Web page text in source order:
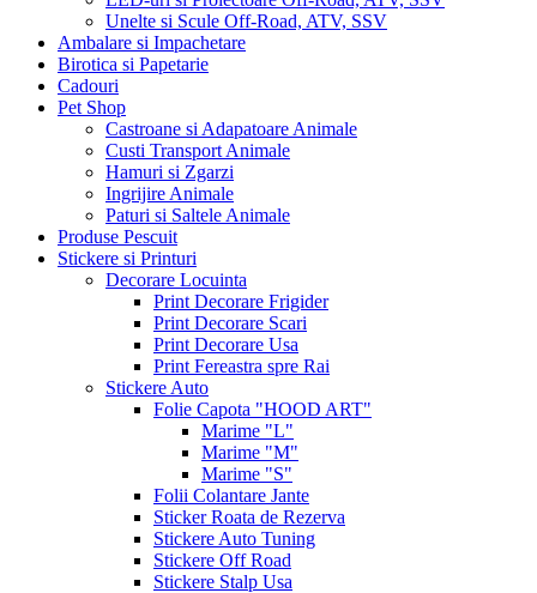
Unelte si Scule Off-Road, ATV, SSV
Ambalare si Impachetare
Birotica si Papetarie
Cadouri
Pet Shop
Castroane si Adapatoare Animale
Custi Transport Animale
Hamuri si Zgarzi
Ingrijire Animale
Paturi si Saltele Animale
Produse Pescuit
Stickere si Printuri
Decorare Locuinta
Print Decorare Frigider
Print Decorare Scari
Print Decorare Usa
Print Fereastra spre Rai
Stickere Auto
Folie Capota "HOOD ART"
Marime "L"
Marime "M"
Marime "S"
Folii Colantare Jante
Sticker Roata de Rezerva
Stickere Auto Tuning
Stickere Off Road
Stickere Stalp Usa